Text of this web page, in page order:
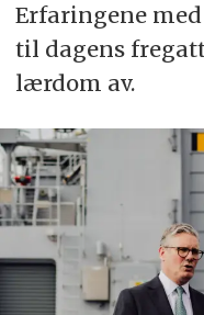
Erfaringene
til dagens
lærdom av.